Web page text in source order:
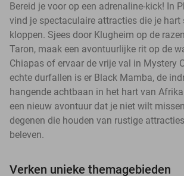
Bereid je voor op een adrenaline-kick! In
vind je spectaculaire attracties die je hart
kloppen. Sjees door Klugheim op de
Taron, maak een avontuurlijke rit op de
Chiapas of ervaar de vrije val in Mystery
echte durfallen is er Black Mamba, de
hangende achtbaan in het hart van
een nieuw avontuur dat je niet wilt
degenen die houden van rustige
beleven.
Verken unieke themagebieden